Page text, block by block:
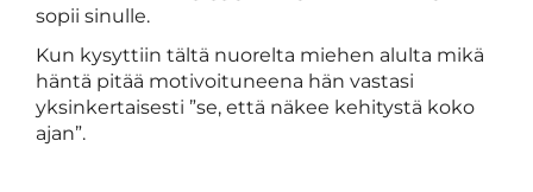
sopii sinulle.
Kun kysyttiin tältä nuorelta miehen alulta mikä
häntä pitää motivoituneena hän vastasi
yksinkertaisesti ”se, että näkee kehitystä koko
ajan”.